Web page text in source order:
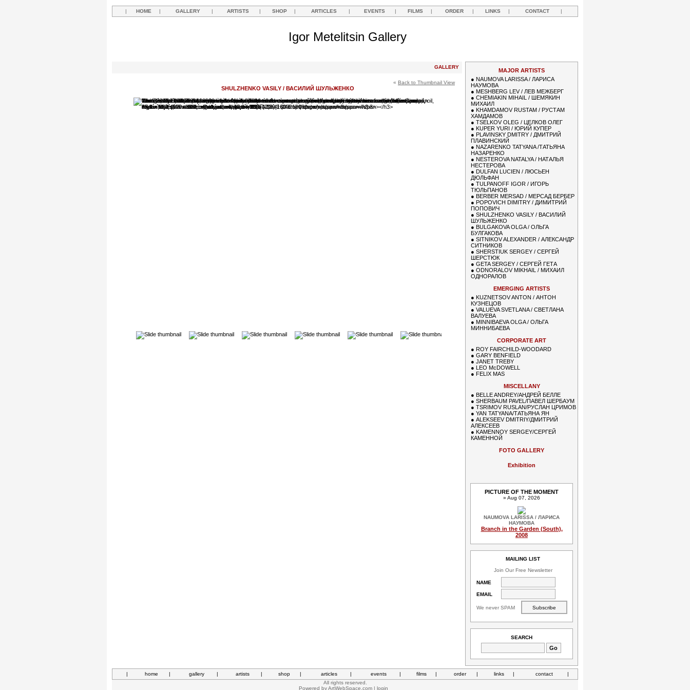
| HOME | GALLERY | ARTISTS | SHOP | ARTICLES | EVENTS | FILMS | ORDER | LINKS | CONTACT |
Igor Metelitsin Gallery
GALLERY
« Back to Thumbnail View
SHULZHENKO VASILY / ВАСИЛИЙ ШУЛЬЖЕНКО
MAJOR ARTISTS
● NAUMOVA LARISSA / ЛАРИСА
НАУМОВА
● MESHBERG LEV / ЛЕВ МЕЖБЕРГ
● CHEMIAKIN MIHAIL / ШЕМЯКИН
МИХАИЛ
● KHAMDAMOV RUSTAM / РУСТАМ
ХАМДАМОВ
● TSELKOV OLEG / ЦЕЛКОВ ОЛЕГ
● KUPER YURI / ЮРИЙ КУПЕР
● PLAVINSKY DMITRY / ДМИТРИЙ
ПЛАВИНСКИЙ
● NAZARENKO TATYANA /ТАТЬЯНА
НАЗАРЕНКО
● NESTEROVA NATALYA / НАТАЛЬЯ
НЕСТЕРОВА
● DULFAN LUCIEN / ЛЮСЬЕН
ДЮЛЬФАН
● TULPANOFF IGOR / ИГОРЬ
ТЮЛЬПАНОВ
● BERBER MERSAD / МЕРСАД БЕРБЕР
● POPOVICH DIMITRY / ДИМИТРИЙ
ПОПОВИЧ
● SHULZHENKO VASILY / ВАСИЛИЙ
ШУЛЬЖЕНКО
● BULGAKOVA OLGA / ОЛЬГА
БУЛГАКОВА
● SITNIKOV ALEXANDER / АЛЕКСАНДР
СИТНИКОВ
● SHERSTIUK SERGEY / СЕРГЕЙ
ШЕРСТЮК
● GETA SERGEY / СЕРГЕЙ ГЕТА
● ODNORALOV MIKHAIL / МИХАИЛ
ОДНОРАЛОВ
EMERGING ARTISTS
● KUZNETSOV ANTON / АНТОН
КУЗНЕЦОВ
● VALUEVA SVETLANA / СВЕТЛАНА
ВАЛУЕВА
● MINNIBAEVA OLGA / ОЛЬГА
МИННИБАЕВА
CORPORATE ART
● ROY FAIRCHILD-WOODARD
● GARY BENFIELD
● JANET TREBY
● LEO McDOWELL
● FELIX MAS
MISCELLANY
● BELLE ANDREY/АНДРЕЙ БЕЛЛЕ
● SHERBAUM PAVEL/ПАВЕЛ ШЕРБАУМ
● TSRIMOV RUSLAN/РУСЛАН ЦРИМОВ
● YAN TATYANA/ТАТЬЯНА ЯН
● ALEKSEEV DMITRIY/ДМИТРИЙ
АЛЕКСЕЕВ
● KAMENNOY SERGEY/СЕРГЕЙ
КАМЕННОЙ
FOTO GALLERY
Exhibition
PICTURE OF THE MOMENT
» Aug 07, 2026
NAUMOVA LARISSA / ЛАРИСА
НАУМОВА
Branch in the Garden (South),
2008
MAILING LIST
Join Our Free Newsletter
NAME
EMAIL
We never SPAM
SEARCH
| home | gallery | artists | shop | articles | events | films | order | links | contact
|
All rights reserved.
Powered byArtWebSpace.com | login